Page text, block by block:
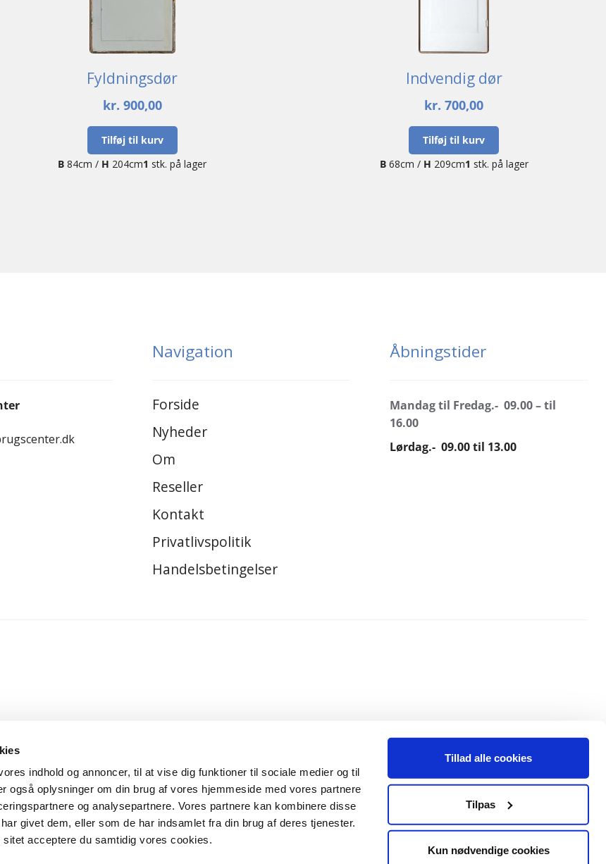
indhold og annoncer, til at vise dig funktioner til sociale medier og til
også oplysninger om din brug af vores hjemmeside med vores partnere
og analysepartnere. Vores partnere kan kombinere disse
givet dem, eller som de har indsamlet fra din brug af deres tjenester.
acceptere du samtidig vores cookies.
Tillad alle cookies
Tilpas
Kun nødvendige cookies
Fyldningsdør
kr. 900,00
Tilføj til kurv
B 84cm / H 204cm1 stk. på lager
Indvendig dør
kr. 700,00
Tilføj til kurv
B68cm / H 209cm1 stk. på lager
Navigation
Forside
Nyheder
Om
Reseller
Kontakt
Privatlivspolitik
Handelsbetingelser
Åbningstider
Mandag til Fredag.- 09.00 – til
16.00
Lørdag.- 09.00 til 13.00